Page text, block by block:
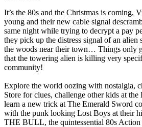
It’s the 80s and the Christmas is coming,
young and their new cable signal
same night while trying to decrypt a pay
they pick up the distress signal of an alien
the woods near their town… Things only
that the towering alien is killing very
community!
Explore the world oozing with nostalgia,
Store for clues, challenge other kids at
learn a new trick at The Emerald Sword
with the punk looking Lost Boys at their
THE BULL, the quintessential 80s Action